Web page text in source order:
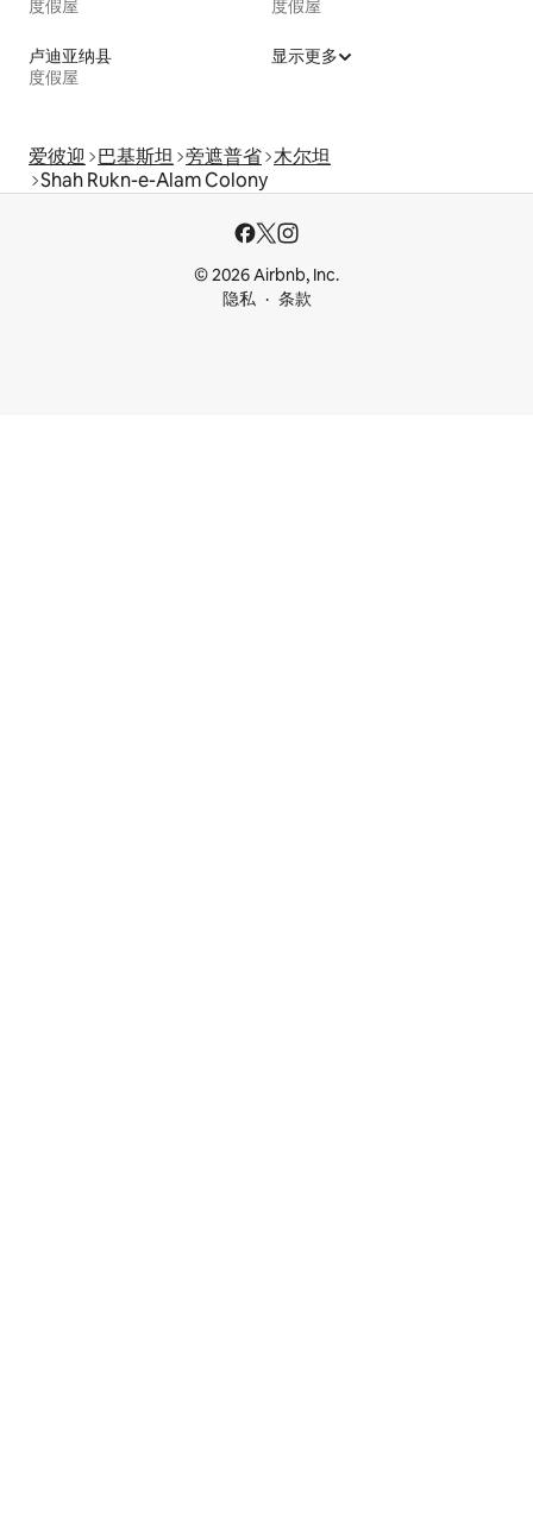
度假屋 度假屋
卢迪亚纳县
度假屋
显示更多
爱彼迎 巴基斯坦 旁遮普省 木尔坦
Shah Rukn-e-Alam Colony
© 2026 Airbnb, Inc.
隐私
条款